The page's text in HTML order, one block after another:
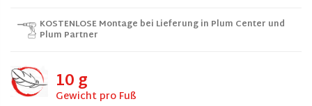
KOSTENLOSE Montage bei Lieferung in Plum Center und
Plum Partner
10 g
Gewicht pro Fuß